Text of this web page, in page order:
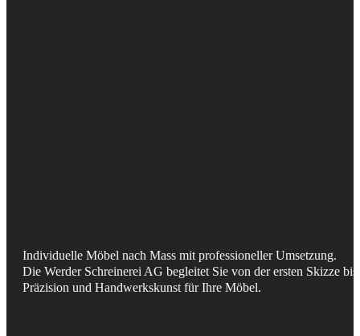
Individuelle Möbel nach Mass mit professioneller Umsetzung.
Die Werder Schreinerei AG begleitet Sie von der ersten Skizze
Präzision und Handwerkskunst für Ihre Möbel.